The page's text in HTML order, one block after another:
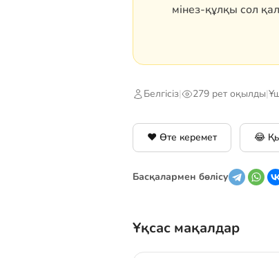
мінез-құлқы сол
Белгісіз| 279 рет оқылды|
❤️ Өте керемет 😂
Басқалармен бөлісу
Ұқсас мақалдар